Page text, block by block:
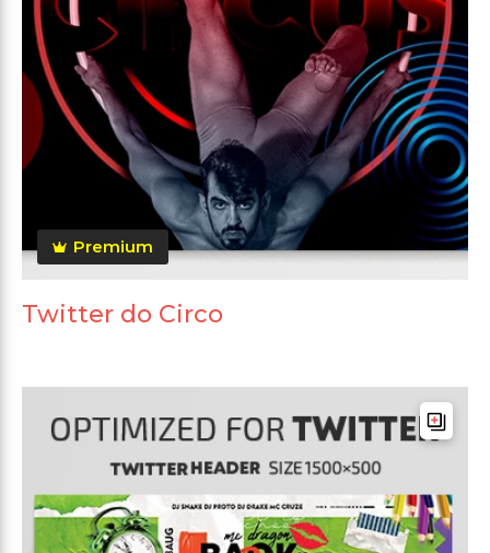
Premium
Twitter do Circo